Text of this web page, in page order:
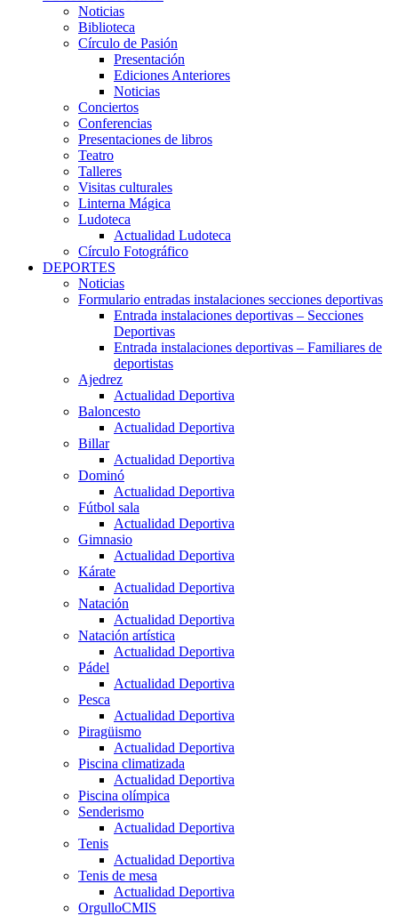
Noticias
Biblioteca
Círculo de Pasión
Presentación
Ediciones Anteriores
Noticias
Conciertos
Conferencias
Presentaciones de libros
Teatro
Talleres
Visitas culturales
Linterna Mágica
Ludoteca
Actualidad Ludoteca
Círculo Fotográfico
DEPORTES
Noticias
Formulario entradas instalaciones secciones deportivas
Entrada instalaciones deportivas – Secciones
Deportivas
Entrada instalaciones deportivas – Familiares de
deportistas
Ajedrez
Actualidad Deportiva
Baloncesto
Actualidad Deportiva
Billar
Actualidad Deportiva
Dominó
Actualidad Deportiva
Fútbol sala
Actualidad Deportiva
Gimnasio
Actualidad Deportiva
Kárate
Actualidad Deportiva
Natación
Actualidad Deportiva
Natación artística
Actualidad Deportiva
Pádel
Actualidad Deportiva
Pesca
Actualidad Deportiva
Piragüismo
Actualidad Deportiva
Piscina climatizada
Actualidad Deportiva
Piscina olímpica
Senderismo
Actualidad Deportiva
Tenis
Actualidad Deportiva
Tenis de mesa
Actualidad Deportiva
OrgulloCMIS